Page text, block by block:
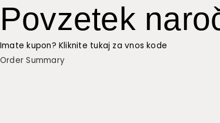
Povzetek
Imate kupon? Kliknite tukaj za vnos kode
Order Summary